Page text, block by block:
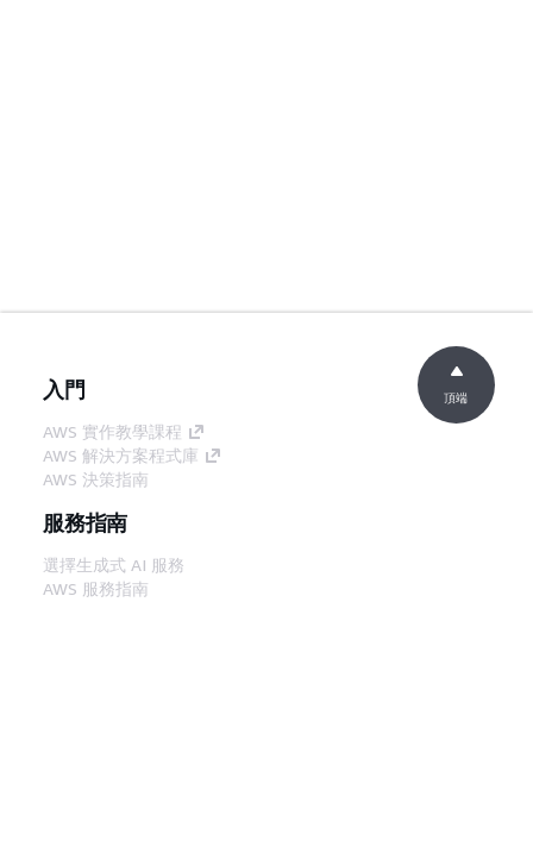
入門
AWS 實作教學課程
AWS 解決方案程式庫
AWS 決策指南
服務指南
選擇生成式 AI 服務
AWS 服務指南
頂端